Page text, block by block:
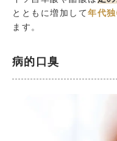
とともに増加して年代
ます。
病的口臭